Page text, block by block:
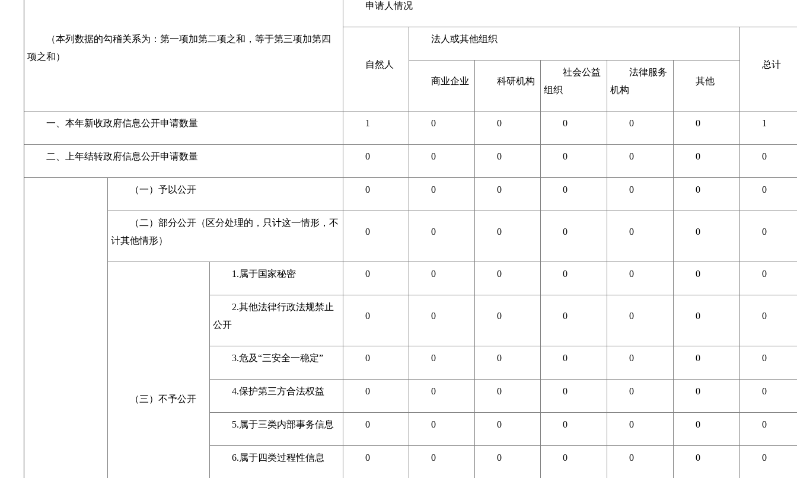
（本列数据的勾稽关系为：第一项加第二项之和，等于第三项加第四
项之和）
申请人情况
自然人
法人或其他组织
总计
商业企业
科研机构
社会公益
组织
法律服务
机构
其他
一、本年新收政府信息公开申请数量 1 0 0 0 0 0 1
二、上年结转政府信息公开申请数量 0 0 0 0 0 0 0
（一）予以公开 0 0 0 0 0 0 0
（二）部分公开（区分处理的，只计这一情形，不
计其他情形）
0 0 0 0 0 0 0
（三）不予公开
1.属于国家秘密 0 0 0 0 0 0 0
2.其他法律行政法规禁止
公开
0 0 0 0 0 0 0
3.危及“三安全一稳定” 0 0 0 0 0 0 0
4.保护第三方合法权益 0 0 0 0 0 0 0
5.属于三类内部事务信息 0 0 0 0 0 0 0
6.属于四类过程性信息 0 0 0 0 0 0 0